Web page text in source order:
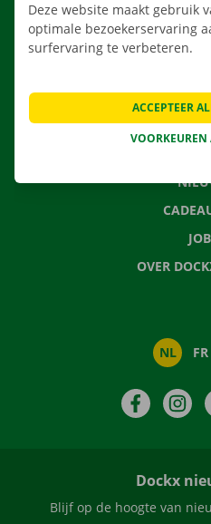
OVER
NL FR
Facebook
Dockx
Blijf op de hoogte van
Deze website maakt gebruik
optimale bezoekerservaring
surfervaring te verbeteren.
VOORKEUREN
ACCEPTEER